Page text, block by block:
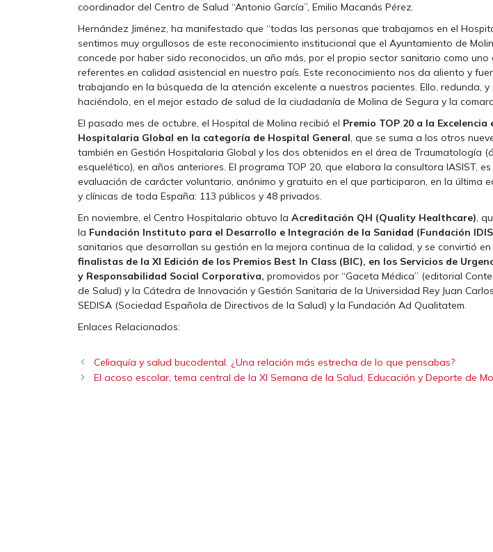
coordinador del Centro de Salud “Antonio García”, Emilio Macanás Pérez.
Hernández Jiménez, ha manifestado que “todas las personas que trabajamos en el
sentimos muy orgullosos de este reconocimiento institucional que el Ayuntamiento de
concede por haber sido reconocidos, un año más, por el propio sector sanitario como uno
referentes en calidad asistencial en nuestro país. Este reconocimiento nos da aliento y
trabajando en la búsqueda de la atención excelente a nuestros pacientes. Ello, redunda,
haciéndolo, en el mejor estado de salud de la ciudadanía de Molina de Segura y la
El pasado mes de octubre, el Hospital de Molina recibió el Premio TOP 20 a la Excelencia
Hospitalaria Global en la categoría de Hospital General, que se suma a los otros
también en Gestión Hospitalaria Global y los dos obtenidos en el área de Traumatología
esquelético), en años anteriores. El programa TOP 20, que elabora la consultora IASIST,
evaluación de carácter voluntario, anónimo y gratuito en el que participaron, en la última
y clínicas de toda España: 113 públicos y 48 privados.
En noviembre, el Centro Hospitalario obtuvo la Acreditación QH (Quality Healthcare),
la Fundación Instituto para el Desarrollo e Integración de la Sanidad (Fundación
sanitarios que desarrollan su gestión en la mejora continua de la calidad, y se convirtió en
finalistas de la XI Edición de los Premios Best In Class (BIC), en los Servicios de
y Responsabilidad Social Corporativa, promovidos por “Gaceta Médica” (editorial
de Salud) y la Cátedra de Innovación y Gestión Sanitaria de la Universidad Rey Juan
SEDISA (Sociedad Española de Directivos de la Salud) y la Fundación Ad Qualitatem.
Enlaces Relacionados:
Celiaquía y salud bucodental. ¿Una relación más estrecha de lo que pensabas?
El acoso escolar, tema central de la XI Semana de la Salud, Educación y Deporte de